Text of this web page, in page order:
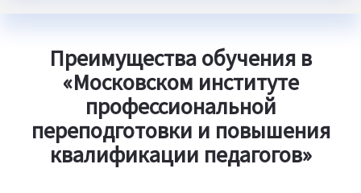
Преимущества обучения в
«Московском институте
профессиональной
переподготовки и повышения
квалификации педагогов»